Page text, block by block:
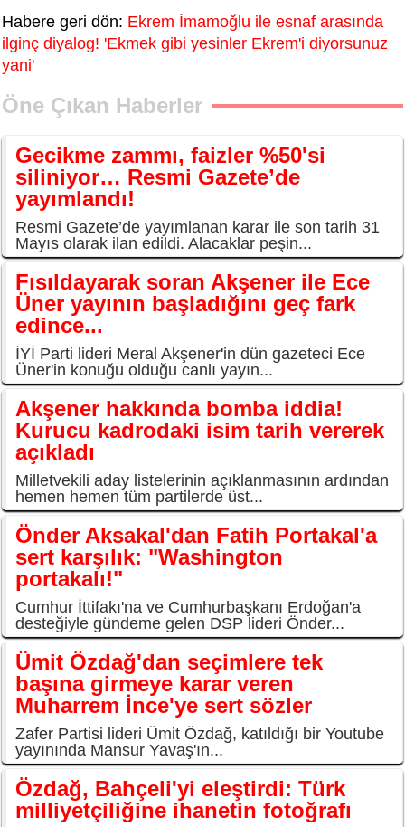
Habere geri dön: Ekrem İmamoğlu ile esnaf arasında
ilginç diyalog! 'Ekmek gibi yesinler Ekrem'i diyorsunuz
yani'
Öne Çıkan Haberler
Gecikme zammı, faizler %50'si
siliniyor… Resmi Gazete’de
yayımlandı!
Resmi Gazete’de yayımlanan karar ile son tarih 31
Mayıs olarak ilan edildi. Alacaklar peşin...
Fısıldayarak soran Akşener ile Ece
Üner yayının başladığını geç fark
edince...
İYİ Parti lideri Meral Akşener'in dün gazeteci Ece
Üner'in konuğu olduğu canlı yayın...
Akşener hakkında bomba iddia!
Kurucu kadrodaki isim tarih vererek
açıkladı
Milletvekili aday listelerinin açıklanmasının ardından
hemen hemen tüm partilerde üst...
Önder Aksakal'dan Fatih Portakal'a
sert karşılık: "Washington
portakalı!"
Cumhur İttifakı'na ve Cumhurbaşkanı Erdoğan'a
desteğiyle gündeme gelen DSP lideri Önder...
Ümit Özdağ'dan seçimlere tek
başına girmeye karar veren
Muharrem İnce'ye sert sözler
Zafer Partisi lideri Ümit Özdağ, katıldığı bir Youtube
yayınında Mansur Yavaş'ın...
Özdağ, Bahçeli'yi eleştirdi: Türk
milliyetçiliğine ihanetin fotoğrafı